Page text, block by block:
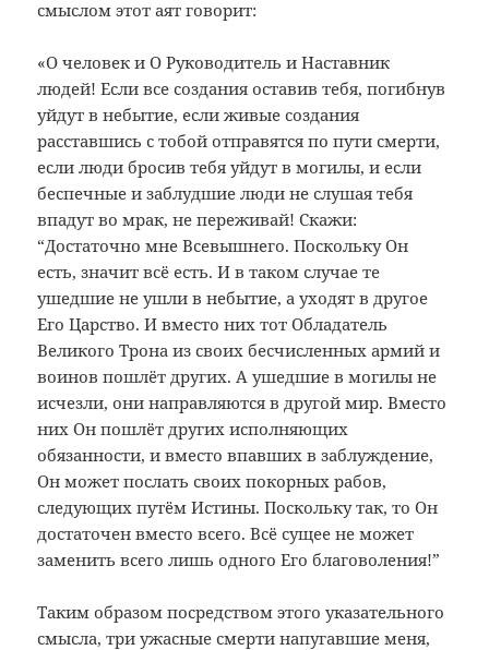
смыслом этот аят говорит:
«О человек и О Руководитель и Наставник
людей! Если все создания оставив тебя, погибнув
уйдут в небытие, если живые создания
расставшись с тобой отправятся по пути смерти,
если люди бросив тебя уйдут в могилы, и если
беспечные и заблудшие люди не слушая тебя
впадут во мрак, не переживай! Скажи:
“Достаточно мне Всевышнего. Поскольку Он
есть, значит всё есть. И в таком случае те
ушедшие не ушли в небытие, а уходят в другое
Его Царство. И вместо них тот Обладатель
Великого Трона из своих бесчисленных армий и
воинов пошлёт других. А ушедшие в могилы не
исчезли, они направляются в другой мир. Вместо
них Он пошлёт других исполняющих
обязанности, и вместо впавших в заблуждение,
Он может послать своих покорных рабов,
следующих путём Истины. Поскольку так, то Он
достаточен вместо всего. Всё сущее не может
заменить всего лишь одного Его благоволения!”
Таким образом посредством этого указательного
смысла, три ужасные смерти напугавшие меня,